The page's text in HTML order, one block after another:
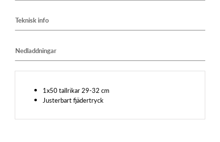
Teknisk info
Nedladdningar
1x50 tallrikar 29-32 cm
Justerbart fjädertryck